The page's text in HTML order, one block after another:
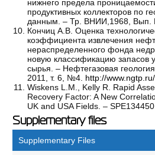
нижнего предела
продуктивных коллекторов по
данным. – Тр. ВНИИ,1968, Вып.
Кончиц А.В. Оценка
коэффициента извлечения
нераспределенного фонда
новую классификацию запасов
сырья. – Нефтегазовая
2011, т. 6, №4. http://
Wiskens L.M., Kelly R. Rapid
Recovery Factor: A New
UK and USA Fields. –
Supplementary files
Supplementary Files